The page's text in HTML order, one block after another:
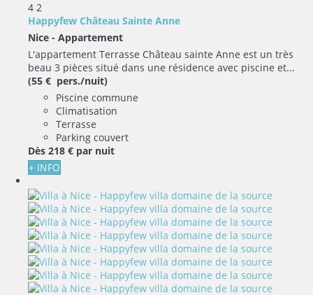
4 2
Happyfew Château Sainte Anne
Nice - Appartement
L'appartement Terrasse Château sainte Anne est un très
beau 3 pièces situé dans une résidence avec piscine et...
(55 € pers./nuit)
Piscine commune
Climatisation
Terrasse
Parking couvert
Dès 218 € par nuit
+ INFO